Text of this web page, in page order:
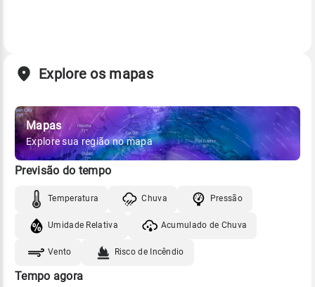
Explore os mapas
Mapas
Explore sua região no mapa
Previsão do tempo
Temperatura Chuva Pressão
Umidade Relativa Acumulado de Chuva
Vento Risco de Incêndio
Tempo agora